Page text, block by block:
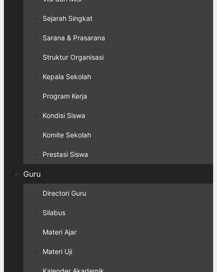
Sejarah Singkat
Sarana & Prasarana
Struktur Organisasi
Kepala Sekolah
Program Kerja
Kondisi Siswa
Komite Sekolah
Prestasi Siswa
Guru
Directori Guru
Silabus
Materi Ajar
Materi Uji